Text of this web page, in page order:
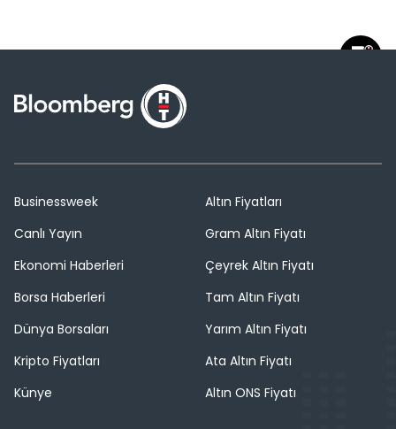
Businessweek
Canlı Yayın
Ekonomi Haberleri
Borsa Haberleri
Dünya Borsaları
Kripto Fiyatları
Künye
Altın Fiyatları
Gram Altın Fiyatı
Çeyrek Altın Fiyatı
Tam Altın Fiyatı
Yarım Altın Fiyatı
Ata Altın Fiyatı
Altın ONS Fiyatı